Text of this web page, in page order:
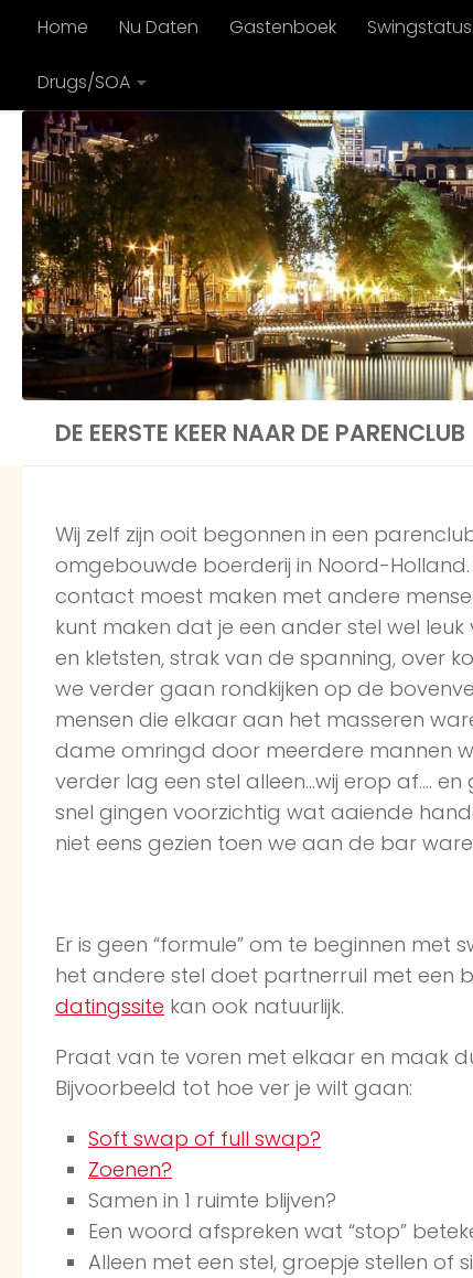
Doorgaan naar inhoud
Home Nu Daten Gastenboek Swingstatus
Drugs/SOA
DE EERSTE KEER NAAR DE PARENCLUB
Wij zelf zijn ooit begonnen in een
omgebouwde boerderij in Noord-
contact moest maken met andere
kunt maken dat je een ander stel wel
en kletsten, strak van de spanning, over
we verder gaan rondkijken op de
mensen die elkaar aan het masseren
dame omringd door meerdere mannen
verder lag een stel alleen…wij erop af….
snel gingen voorzichtig wat aaiende
niet eens gezien toen we aan de bar
Er is geen “formule” om te beginnen met
het andere stel doet partnerruil met een
datingssite kan ook natuurlijk.
Praat van te voren met elkaar en maak
Bijvoorbeeld tot hoe ver je wilt gaan:
Soft swap of full swap?
Zoenen?
Samen in 1 ruimte blijven?
Een woord afspreken wat “stop”
Alleen met een stel, groepje stellen of